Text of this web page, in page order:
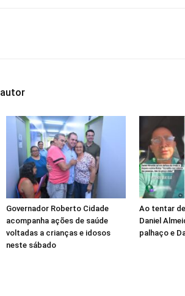
Governador Roberto Cidade
acompanha ações de saúde
voltadas a crianças e idosos
neste sábado
Ao tentar
Daniel
palhaço e